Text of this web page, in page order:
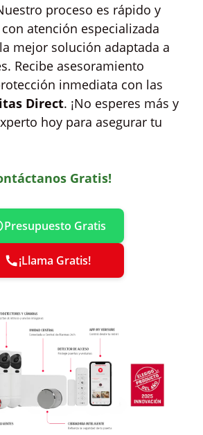
proceso es rápido y
atención especializada
mejor solución adaptada a
Recibe asesoramiento
inmediata con las
Direct. ¡No esperes más y
hoy para asegurar tu
Gratis!
Presupuesto Gratis
¡Llama Gratis!